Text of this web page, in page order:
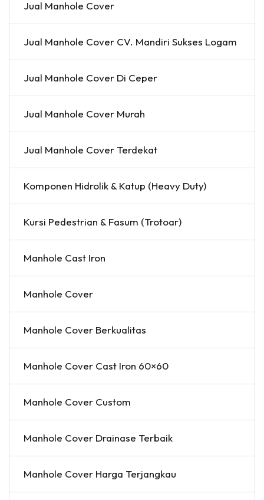
Jual Manhole Cover
Jual Manhole Cover CV. Mandiri Sukses Logam
Jual Manhole Cover Di Ceper
Jual Manhole Cover Murah
Jual Manhole Cover Terdekat
Komponen Hidrolik & Katup (Heavy Duty)
Kursi Pedestrian & Fasum (Trotoar)
Manhole Cast Iron
Manhole Cover
Manhole Cover Berkualitas
Manhole Cover Cast Iron 60×60
Manhole Cover Custom
Manhole Cover Drainase Terbaik
Manhole Cover Harga Terjangkau